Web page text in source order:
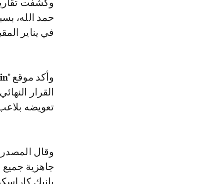
وكشفت تقارير صحفية أن إدارة فريق الشباب تفكر في إنهاء عقد عبد الرزاق
حمد الله،
في يناير
وأكد موقع "
القرار
تعويضه
وقال المصدر
جاهزية جميع
يانيك